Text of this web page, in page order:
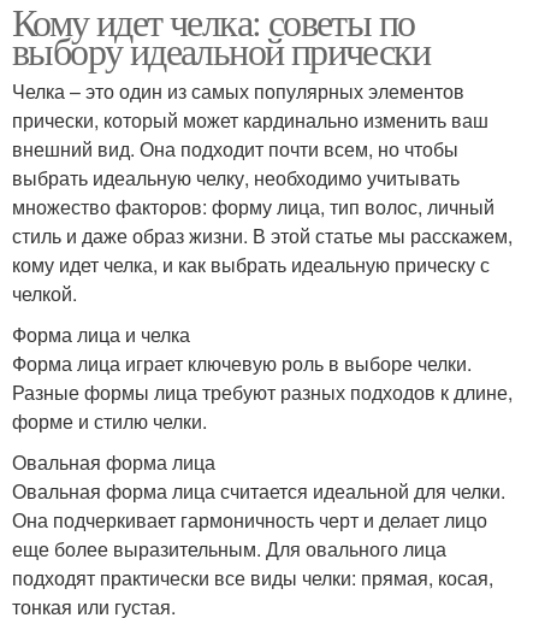
Кому идет челка: советы по
выбору идеальной прически
Челка – это один из самых популярных элементов
прически, который может кардинально изменить ваш
внешний вид. Она подходит почти всем, но чтобы
выбрать идеальную челку, необходимо учитывать
множество факторов: форму лица, тип волос, личный
стиль и даже образ жизни. В этой статье мы расскажем,
кому идет челка, и как выбрать идеальную прическу с
челкой.
Форма лица и челка
Форма лица играет ключевую роль в выборе челки.
Разные формы лица требуют разных подходов к длине,
форме и стилю челки.
Овальная форма лица
Овальная форма лица считается идеальной для челки.
Она подчеркивает гармоничность черт и делает лицо
еще более выразительным. Для овального лица
подходят практически все виды челки: прямая, косая,
тонкая или густая.